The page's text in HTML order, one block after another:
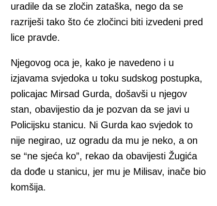
uradile da se zločin zataška, nego da se
razriješi tako što će zločinci biti izvedeni pred
lice pravde.
Njegovog oca je, kako je navedeno i u
izjavama svjedoka u toku sudskog postupka,
policajac Mirsad Gurda, došavši u njegov
stan, obavijestio da je pozvan da se javi u
Policijsku stanicu. Ni Gurda kao svjedok to
nije negirao, uz ogradu da mu je neko, a on
se “ne sjeća ko”, rekao da obavijesti Žugića
da dođe u stanicu, jer mu je Milisav, inače bio
komšija.